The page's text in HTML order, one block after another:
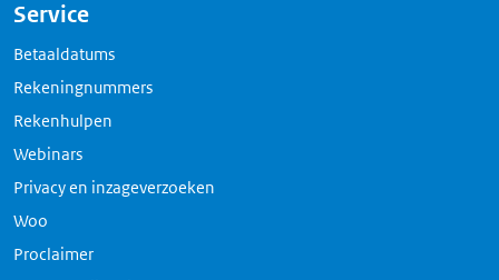
Service
Betaaldatums
Rekeningnummers
Rekenhulpen
Webinars
Privacy en inzageverzoeken
Woo
Proclaimer